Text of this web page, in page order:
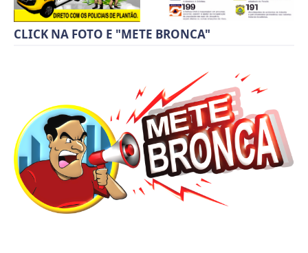
CLICK NA FOTO E "METE BRONCA"